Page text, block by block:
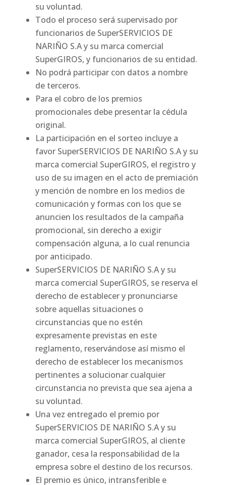
su voluntad.
Todo el proceso será supervisado por
funcionarios de SuperSERVICIOS DE
NARIÑO S.A y su marca comercial
SuperGIROS, y funcionarios de su entidad.
No podrá participar con datos a nombre
de terceros.
Para el cobro de los premios
promocionales debe presentar la cédula
original.
La participación en el sorteo incluye a
favor SuperSERVICIOS DE NARIÑO S.A y su
marca comercial SuperGIROS, el registro y
uso de su imagen en el acto de premiación
y mención de nombre en los medios de
comunicación y formas con los que se
anuncien los resultados de la campaña
promocional, sin derecho a exigir
compensación alguna, a lo cual renuncia
por anticipado.
SuperSERVICIOS DE NARIÑO S.A y su
marca comercial SuperGIROS, se reserva el
derecho de establecer y pronunciarse
sobre aquellas situaciones o
circunstancias que no estén
expresamente previstas en este
reglamento, reservándose así mismo el
derecho de establecer los mecanismos
pertinentes a solucionar cualquier
circunstancia no prevista que sea ajena a
su voluntad.
Una vez entregado el premio por
SuperSERVICIOS DE NARIÑO S.A y su
marca comercial SuperGIROS, al cliente
ganador, cesa la responsabilidad de la
empresa sobre el destino de los recursos.
El premio es único, intransferible e